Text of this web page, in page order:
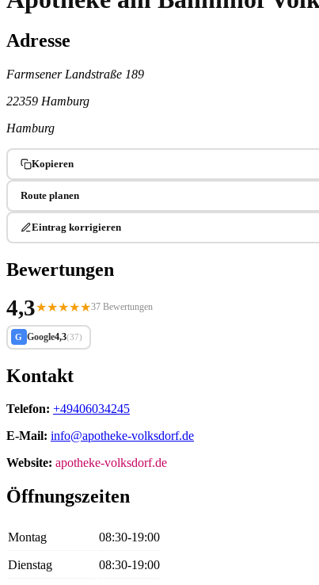
Adresse
Farmsener Landstraße 189
22359 Hamburg
Hamburg
Kopieren
Route planen
Eintrag korrigieren
Bewertungen
4,3★★★★★37 Bewertungen
G Google4,3(37)
Kontakt
Telefon: +49406034245
E-Mail: info@apotheke-volksdorf.de
Website: apotheke-volksdorf.de
Öffnungszeiten
Montag 08:30-19:00
Dienstag 08:30-19:00